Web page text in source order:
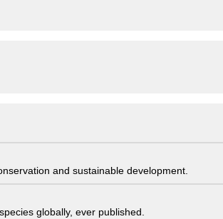
and sustainable development.
globally, ever published.